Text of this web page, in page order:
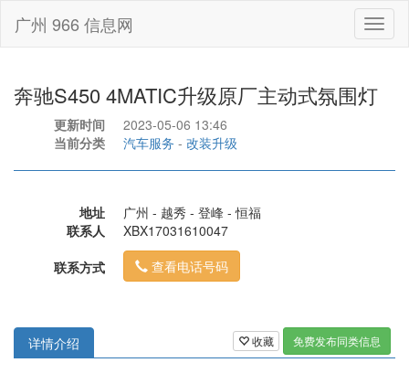
广州 966 信息网
奔驰S450 4MATIC升级原厂主动式氛围灯
更新时间
2023-05-06 13:46
当前分类
汽车服务 - 改装升级
地址
广州 - 越秀 - 登峰 - 恒福
联系人
XBX17031610047
联系方式
查看电话号码
收藏 免费发布同类信息
详情介绍